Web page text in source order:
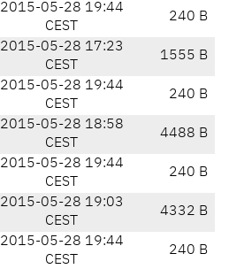
2015-05-28 19:44
CEST
240 B
2015-05-28 17:23
CEST
1555 B
2015-05-28 19:44
CEST
240 B
2015-05-28 18:58
CEST
4488 B
2015-05-28 19:44
CEST
240 B
2015-05-28 19:03
CEST
4332 B
2015-05-28 19:44
CEST
240 B